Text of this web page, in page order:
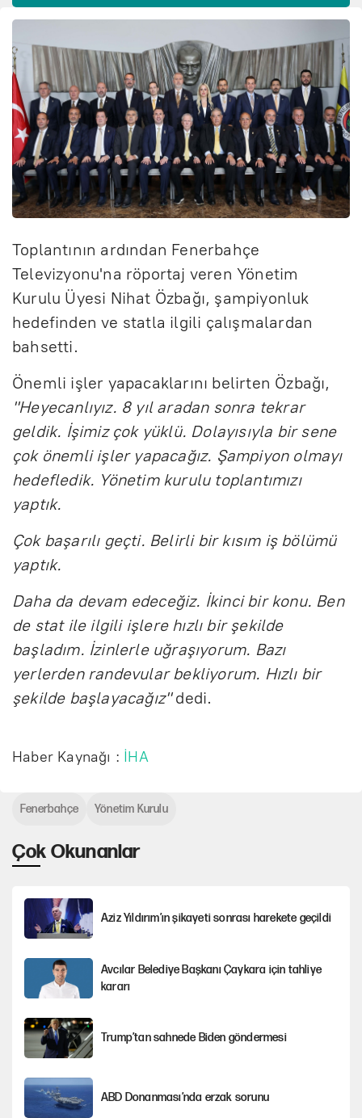
Toplantının ardından Fenerbahçe
Televizyonu'na röportaj veren Yönetim
Kurulu Üyesi Nihat Özbağı, şampiyonluk
hedefinden ve statla ilgili çalışmalardan
bahsetti.
Önemli işler yapacaklarını belirten Özbağı,
"Heyecanlıyız. 8 yıl aradan sonra tekrar
geldik. İşimiz çok yüklü. Dolayısıyla bir sene
çok önemli işler yapacağız. Şampiyon olmayı
hedefledik. Yönetim kurulu toplantımızı
yaptık.
Çok başarılı geçti. Belirli bir kısım iş bölümü
yaptık.
Daha da devam edeceğiz. İkinci bir konu. Ben
de stat ile ilgili işlere hızlı bir şekilde
başladım. İzinlerle uğraşıyorum. Bazı
yerlerden randevular bekliyorum. Hızlı bir
şekilde başlayacağız"dedi.
Haber Kaynağı : İHA
Çok Okunanlar
Aziz Yıldırım’ın şikayeti sonrası harekete geçildi
Avcılar Belediye Başkanı Çaykara için tahliye
kararı
Trump’tan sahnede Biden göndermesi
ABD Donanması’nda erzak sorunu
Fenerbahçe Yönetim Kurulu